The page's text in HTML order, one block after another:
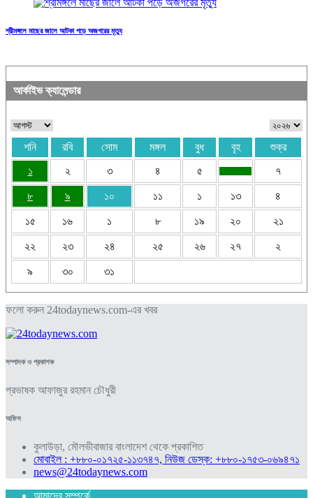
শ্রীমঙ্গলে মাছের জালে আটকা পড়ে অজগরের মৃত্যু
আর্কাইভ ক্যালেন্ডার
শনি রবি সোম মঙ্গল বুধ বৃহ
শুক্র
১
২ ৩ ৪ ৫ ৭
৮ ৯ ১০ ১১ ১ ১৩ ৪
১৫ ১৬ ১ ৮ ১৯ ২০ ২১
২২ ২৩ ২৪ ২৫ ২৬ ২৭ ২
৯ ৩০ ৩১
ফলো করুন 24todaynews.com-এর খবর
সম্পাদক ও প্রকাশক
প্রভাষক আফাজুর রহমান চৌধুরী
অফিস
কুলাউড়া, মৌলভীবাজার বাংলাদেশ থেকে প্রকাশিত
মোবাইল : +৮৮০-০১৭২৫-১১৩৭৪৭, নিউজ ডেস্ক: +৮৮০-১৭৫৩-০৬৯৪৭১
news@24todaynews.com